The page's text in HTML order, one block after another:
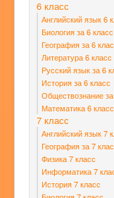
6 класс
Английский язык 6
Биология за 6 класс
География за 6
Литература 6 класс
Русский язык за 6
История за 6 класс
Обществознание за
Математика 6 класс
7 класс
Английский язык 7
География за 7
Физика 7 класс
Информатика 7
История 7 класс